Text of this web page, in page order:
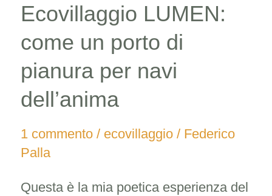
Ecovillaggio LUMEN:
come un porto di
pianura per navi
dell’anima
1 commento / ecovillaggio/ Federico
Palla
Questa è la mia poetica esperienza del
Ecovillaggio
LUMEN:
come
un
porto
di
pianura
per